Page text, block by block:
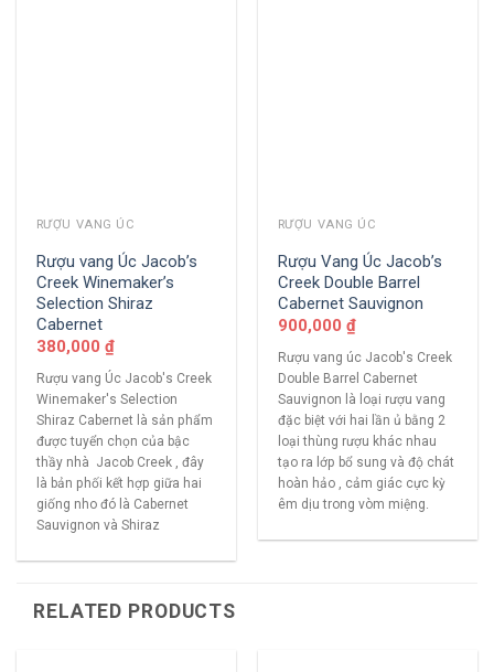
RƯỢU VANG ÚC
Rượu vang Úc Jacob’s
Creek Winemaker’s
Selection Shiraz
Cabernet
380,000 ₫
Rượu vang Úc Jacob's Creek
Winemaker's Selection
Shiraz Cabernet là sản phẩm
được tuyển chọn của bậc
thầy nhà Jacob Creek , đây
là bản phối kết hợp giữa hai
giống nho đó là Cabernet
Sauvignon và Shiraz
RƯỢU VANG ÚC
Rượu Vang Úc Jacob’s
Creek Double Barrel
Cabernet Sauvignon
900,000 ₫
Rượu vang úc Jacob's Creek
Double Barrel Cabernet
Sauvignon là loại rượu vang
đặc biệt với hai lần ủ bằng 2
loại thùng rượu khác nhau
tạo ra lớp bổ sung và độ chát
hoàn hảo , cảm giác cực kỳ
êm dịu trong vòm miệng.
RELATED PRODUCTS